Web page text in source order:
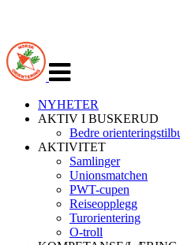
navigasjon
NYHETER
AKTIV I BUSKERUD
Bedre
AKTIVITET
Samlinger
Unionsmatchen
PWT-cupen
Reiseopplegg
Turorientering
O-troll